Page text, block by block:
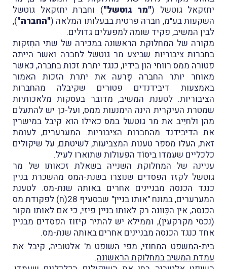
יחזקאל גוטשל ("מר גוטשל") וחברת יחזקאל גוטשל
השקעות בע"מ, חברה פרטית בבעלותו המלאה ("החברה"),
לבין המשיב, פקיד שומה למפעלים גדולים.
מקורה של המחלוקת הראשונה במכירה של שתי החְזקות
בחברות ציבוריות שביצע מר גוטשל לחברה ואשר הייתה
פטורה ממס רווחי הון בידיו, כנגד יתרת זכות בחברה, כאשר
מאוחר יותר החברה פָּרעה את יתרת הזכות האמור
באמצעות דיבידנדים פטוּרים שקיבלה מהחברות
הציבוריות. לטענת המשיב, מדובר בעסקות מלאכותיות
שמטרת העיקרית הינה הימנעות ממס, ועל-כן יש להתעלם
מהן ולחיֵיב את מר גוטשל במס כאילו הוא קיבל במישרין
את הדיבידנד מהחברות הציבוריות. המערערים, לעומת
זאת, העלו מספר טענות המצביעות, לשיטתם, על שיקולים
כלכליים שעמדו ביסוֹד הפעולות שתוארו לעיל.
עניינה של המחלוקת השנייה בשאלת זכאותו של מר
גוטשל לקזז הפסדים שנוצרו בשנת-המס מהשכרת בניין
כנגד הכנסה מבניינים אחרים באותה שנת-מס. לטענת
המערערים, במונח "אותו בניין" שבסעיף 28(ח) לפקודת מס
הכנסה, אין הכַּוונה רק לאותו בניין פיזי, כי אם לאותו מקור
(נכסי מקרקעין), וממילא יש להתיר קיזוז הפסדים מבניין
אחד כנגד הכנסה מבניינים אחרים באותה שנת-מס.
בית-המשפט המחוזי, מפי השופט מ' אלטוביה,קיבל את
עמדת המשיב במחלוקת הראשונה.